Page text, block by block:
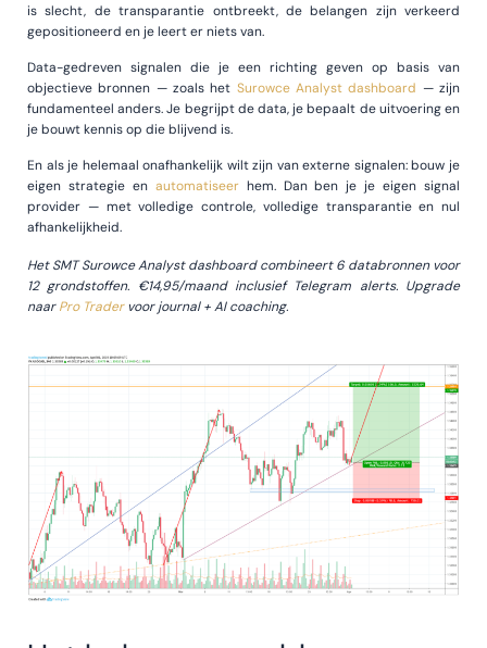
is slecht, de transparantie ontbreekt, de belangen zijn verkeerd
gepositioneerd en je leert er niets van.
Data-gedreven signalen die je een richting geven op basis van
objectieve bronnen — zoals het Surowce Analyst dashboard — zijn
fundamenteel anders. Je begrijpt de data, je bepaalt de uitvoering en
je bouwt kennis op die blijvend is.
En als je helemaal onafhankelijk wilt zijn van externe signalen: bouw je
eigen strategie en automatiseerhem. Dan ben je je eigen signal
provider — met volledige controle, volledige transparantie en nul
afhankelijkheid.
Het SMT Surowce Analyst dashboard combineert 6 databronnen voor
12 grondstoffen. €14,95/maand inclusief Telegram alerts. Upgrade
naarPro Tradervoor journal + AI coaching.